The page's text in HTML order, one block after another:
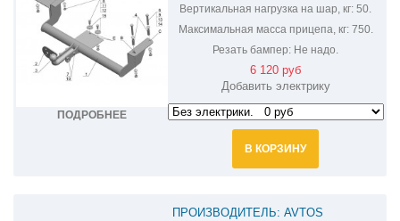
ПОДРОБНЕЕ
Вертикальная нагрузка на шар, кг: 50.
Максимальная масса прицепа, кг:750.
Резать бампер: Не надо.
6 120 руб
Добавить электрику
В КОРЗИНУ
ПРОИЗВОДИТЕЛЬ: AVTOS